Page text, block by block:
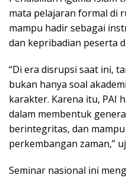
mata pelajaran formal di
mampu hadir sebagai
dan kepribadian peserta
“Di era disrupsi saat ini,
bukan hanya soal
karakter. Karena itu, PAI
dalam membentuk
berintegritas, dan
perkembangan zaman,”
Seminar nasional ini